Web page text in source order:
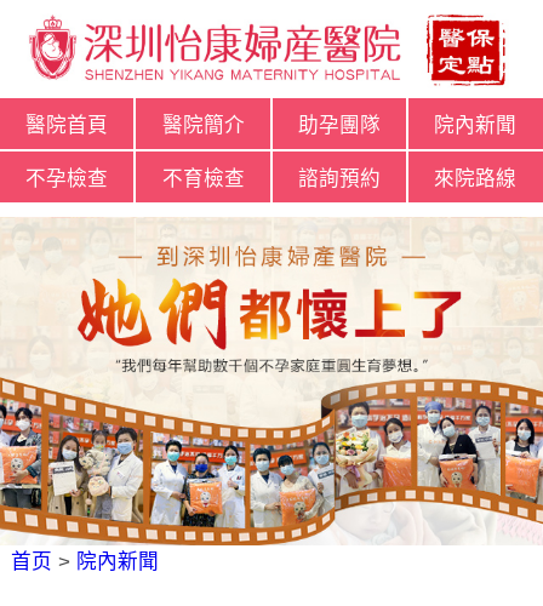
醫院首頁 醫院簡介 助孕團隊 院內新聞
不孕檢查 不育檢查 諮詢預約 來院路線
首页 > 院內新聞